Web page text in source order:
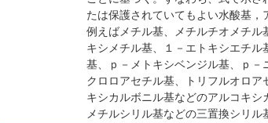
たは保護されていてもよい水酸基，
例えばメチル基、メチルチオメチル
キシメチル基、１－エトキシエチ
基、ｐ－メトキシベンジル基、ｐ－
クロロアセチル基、トリフルオロ
キシカルボニル基などのアルコキ
メチルシリル基などの三置換シリル